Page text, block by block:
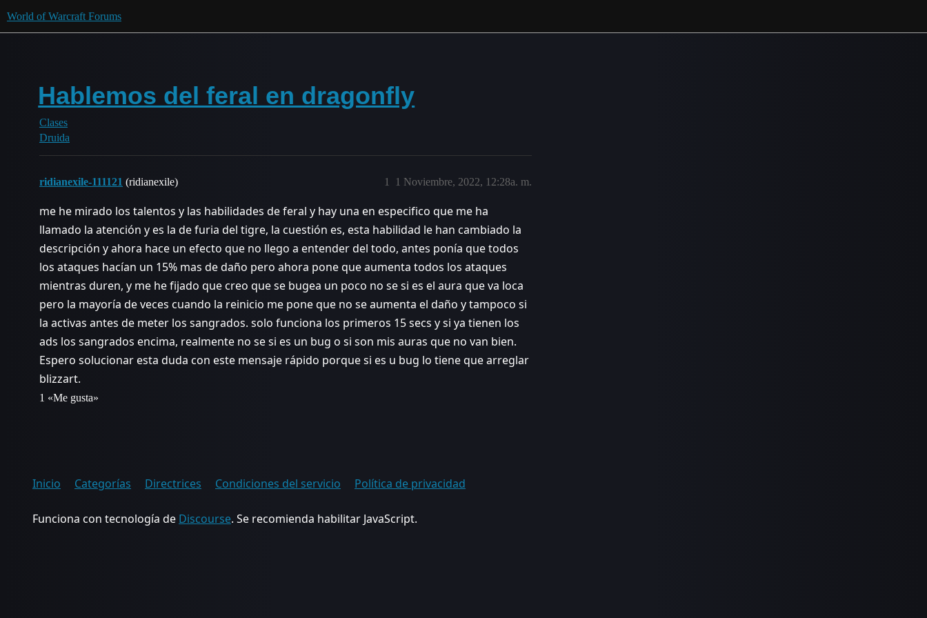
World of Warcraft Forums
Hablemos del feral en dragonfly
Clases
Druida
ridianexile-111121 (ridianexile) 1 Noviembre, 2022, 12:28a. m.
1
me he mirado los talentos y las habilidades de feral y hay una en especifico que me ha
llamado la atención y es la de furia del tigre, la cuestión es, esta habilidad le han cambiado la
descripción y ahora hace un efecto que no llego a entender del todo, antes ponía que todos
los ataques hacían un 15% mas de daño pero ahora pone que aumenta todos los ataques
mientras duren, y me he fijado que creo que se bugea un poco no se si es el aura que va loca
pero la mayoría de veces cuando la reinicio me pone que no se aumenta el daño y tampoco si
la activas antes de meter los sangrados. solo funciona los primeros 15 secs y si ya tienen los
ads los sangrados encima, realmente no se si es un bug o si son mis auras que no van bien.
Espero solucionar esta duda con este mensaje rápido porque si es u bug lo tiene que arreglar
blizzart.
1 «Me gusta»
Inicio Categorías Directrices Condiciones del servicio Política de privacidad
Funciona con tecnología de Discourse. Se recomienda habilitar JavaScript.